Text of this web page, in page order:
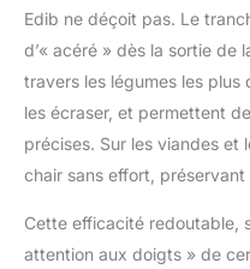
Edib ne déçoit pas. Le
d’« acéré » dès la sortie de
travers les légumes les plus
les écraser, et permettent
précises. Sur les viandes et
chair sans effort,
Cette efficacité redoutable,
attention aux doigts » de